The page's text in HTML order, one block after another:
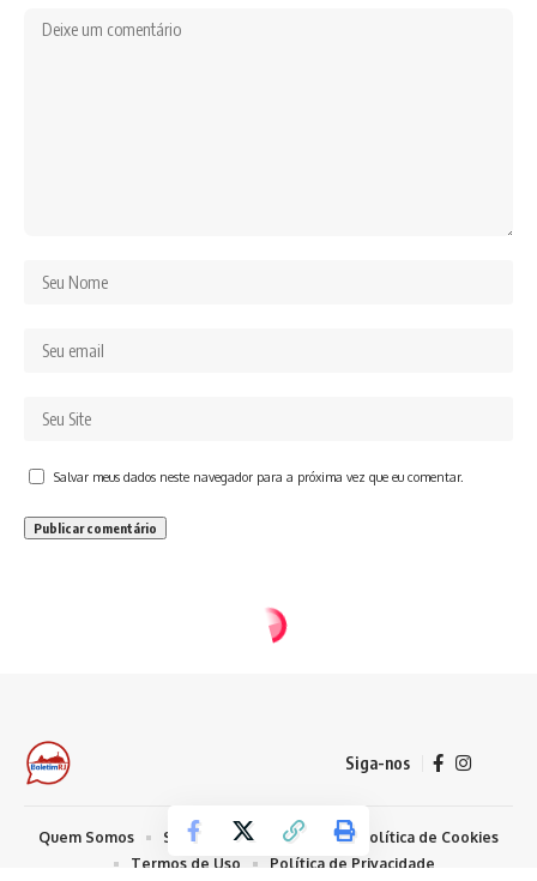
Salvar meus dados neste navegador para a próxima vez que eu comentar.
Siga-nos
Quem Somos Sobre Nosso Conteúdo
Política de Cookies
Termos de Uso
Política de Privacidade